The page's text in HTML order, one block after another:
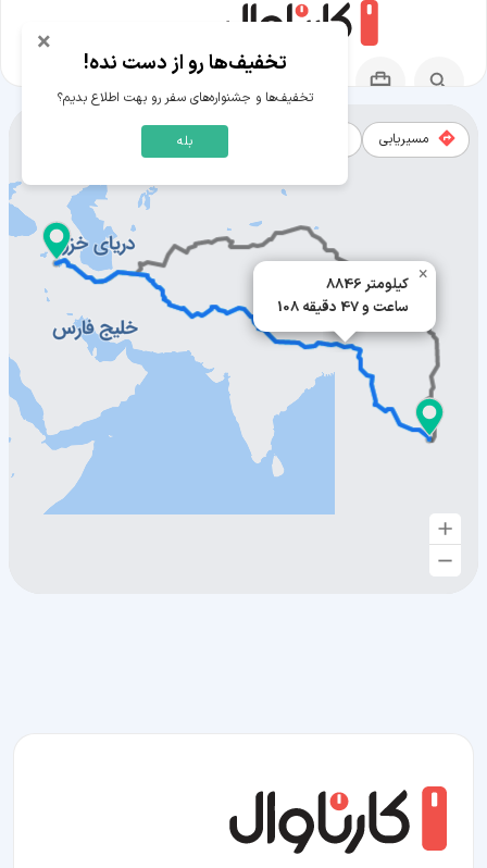
8846 کیلومتر
108 ساعت و 47 دقیقه
×
مسیریابی
× تخفیف‌ها رو از دست نده!
تخفیف‌ها و جشنواره‌های سفر رو بهت اطلاع بدیم؟
بله